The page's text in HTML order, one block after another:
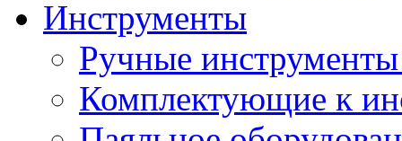
Инструменты
Ручные
Комплектующие к